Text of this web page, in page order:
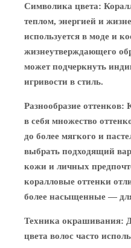
Символика цвета:
теплом, энергией и
используется в моде и
жизнеутверждающего
может подчеркнуть
игривости в стиль.
Разнообразие оттенков:
в себя множество
до более мягкого и
выбрать подходящий
кожи и личных
коралловые оттенки
более насыщенные —
Техника окрашивания:
цвета волос часто